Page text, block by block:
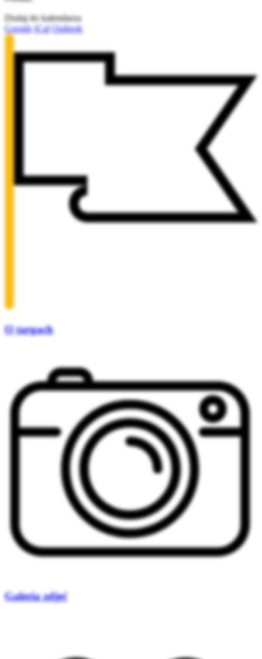
Dodaj do kalendarza
Google iCal Outlook
O targach
Galeria zdjęć